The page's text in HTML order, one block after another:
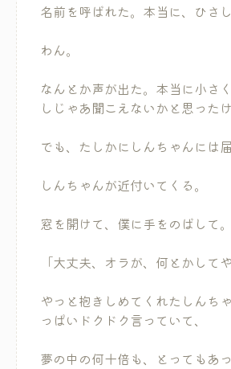
名前を呼ばれた。本当に、ひさし
わん。
なんとか声が出た。本当に小さ
しじゃあ聞こえないかと思ったけ
でも、たしかにしんちゃんには届
しんちゃんが近付いてくる。
窓を開けて、僕に手をのばして。
「大丈夫、オラが、何とかして
やっと抱きしめてくれたしんち
っぱいドクドク言っていて、
夢の中の何十倍も、とってもあ